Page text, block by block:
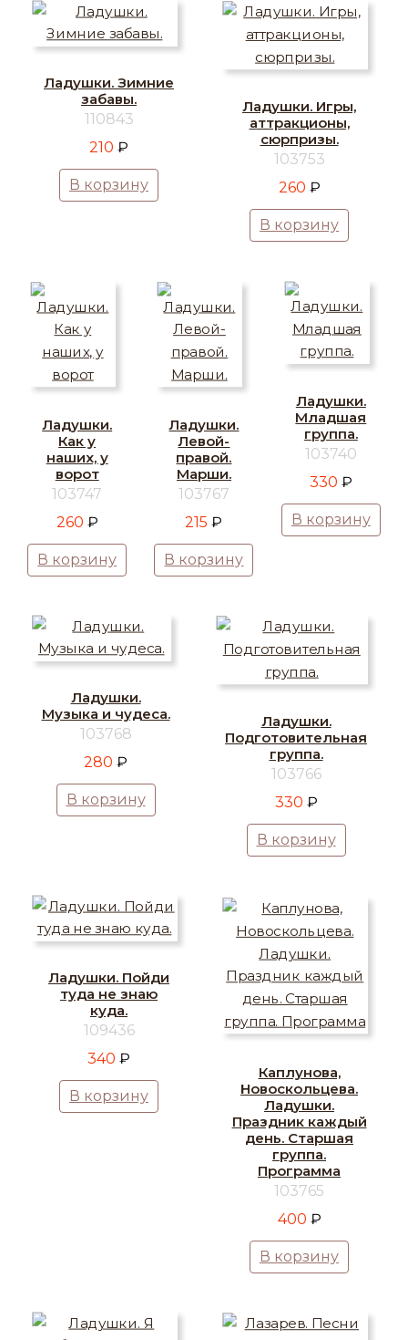
Ладушки. Зимние
забавы.
110843
210 ₽
В корзину
Ладушки. Игры,
аттракционы,
сюрпризы.
103753
260 ₽
В корзину
Ладушки.
Как у
наших, у
ворот
103747
260 ₽
В корзину
Ладушки.
Левой-
правой.
Марши.
103767
215₽
В корзину
Ладушки.
Младшая
группа.
103740
330 ₽
В корзину
Ладушки.
Музыка и чудеса.
103768
280 ₽
В корзину
Ладушки.
Подготовительная
группа.
103766
330 ₽
В корзину
Ладушки. Пойди
туда не знаю
куда.
109436
340 ₽
В корзину
Каплунова,
Новоскольцева.
Ладушки.
Праздник каждый
день. Старшая
группа.
Программа
103765
400 ₽
В корзину